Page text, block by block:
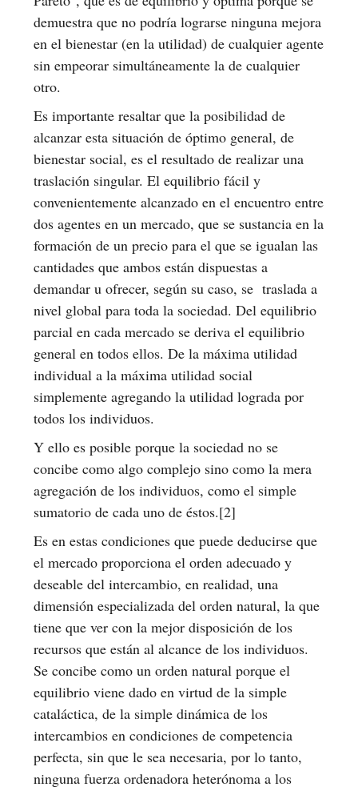
demuestra que no podría lograrse ninguna mejora
en el bienestar (en la utilidad) de cualquier agente
sin empeorar simultáneamente la de cualquier
otro.
Es importante resaltar que la posibilidad de
alcanzar esta situación de óptimo general, de
bienestar social, es el resultado de realizar una
traslación singular. El equilibrio fácil y
convenientemente alcanzado en el encuentro entre
dos agentes en un mercado, que se sustancia en la
formación de un precio para el que se igualan las
cantidades que ambos están dispuestas a
demandar u ofrecer, según su caso, se traslada a
nivel global para toda la sociedad. Del equilibrio
parcial en cada mercado se deriva el equilibrio
general en todos ellos. De la máxima utilidad
individual a la máxima utilidad social
simplemente agregando la utilidad lograda por
todos los individuos.
Y ello es posible porque la sociedad no se
concibe como algo complejo sino como la mera
agregación de los individuos, como el simple
sumatorio de cada uno de éstos.[2]
Es en estas condiciones que puede deducirse que
el mercado proporciona el orden adecuado y
deseable del intercambio, en realidad, una
dimensión especializada del orden natural, la que
tiene que ver con la mejor disposición de los
recursos que están al alcance de los individuos.
Se concibe como un orden natural porque el
equilibrio viene dado en virtud de la simple
cataláctica, de la simple dinámica de los
intercambios en condiciones de competencia
perfecta, sin que le sea necesaria, por lo tanto,
ninguna fuerza ordenadora heterónoma a los